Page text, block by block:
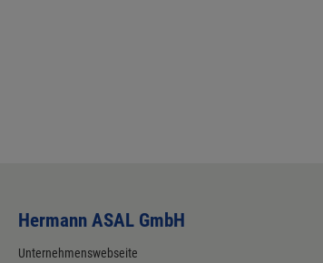
Hermann ASAL GmbH
Unternehmenswebseite